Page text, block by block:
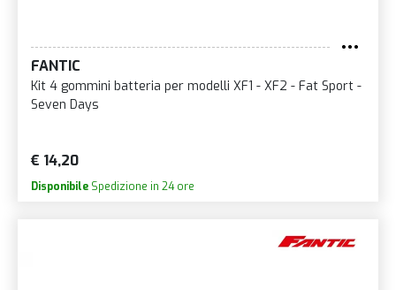
FANTIC
Kit 4 gommini batteria per modelli XF1 - XF2 - Fat Sport -
Seven Days
€ 14,20
Disponibile Spedizione in 24 ore